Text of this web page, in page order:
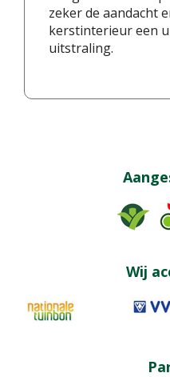
zeker de aandacht
kerstinterieur een
uitstraling.
Wij